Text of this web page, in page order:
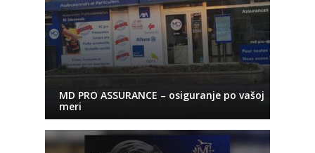
MD PRO ASSURANCE – osiguranje po vašoj
meri